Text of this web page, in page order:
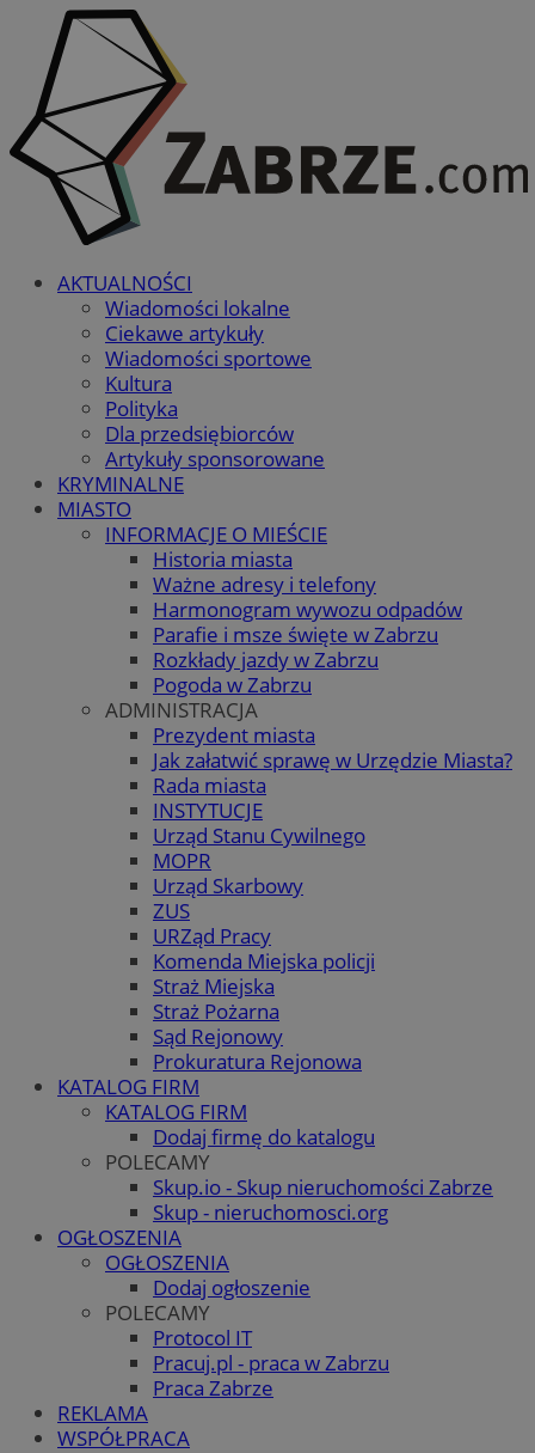
AKTUALNOŚCI
Wiadomości lokalne
Ciekawe artykuły
Wiadomości sportowe
Kultura
Polityka
Dla przedsiębiorców
Artykuły sponsorowane
KRYMINALNE
MIASTO
INFORMACJE O MIEŚCIE
Historia miasta
Ważne adresy i telefony
Harmonogram wywozu odpadów
Parafie i msze święte w Zabrzu
Rozkłady jazdy w Zabrzu
Pogoda w Zabrzu
ADMINISTRACJA
Prezydent miasta
Jak załatwić sprawę w Urzędzie Miasta?
Rada miasta
INSTYTUCJE
Urząd Stanu Cywilnego
MOPR
Urząd Skarbowy
ZUS
URZąd Pracy
Komenda Miejska policji
Straż Miejska
Straż Pożarna
Sąd Rejonowy
Prokuratura Rejonowa
KATALOG FIRM
KATALOG FIRM
Dodaj firmę do katalogu
POLECAMY
Skup.io - Skup nieruchomości Zabrze
Skup - nieruchomosci.org
OGŁOSZENIA
OGŁOSZENIA
Dodaj ogłoszenie
POLECAMY
Protocol IT
Pracuj.pl - praca w Zabrzu
Praca Zabrze
REKLAMA
WSPÓŁPRACA